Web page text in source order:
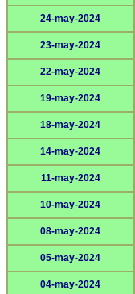
24-may-2024
23-may-2024
22-may-2024
19-may-2024
18-may-2024
14-may-2024
11-may-2024
10-may-2024
08-may-2024
05-may-2024
04-may-2024